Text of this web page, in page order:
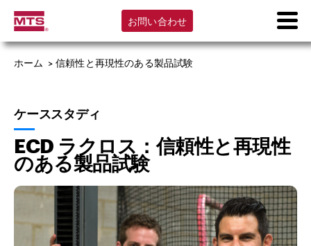
お問い合わせ
ホーム >信頼性と再現性のある製品試験
ケーススタディ
ECD ラクロス：信頼性と再現性
のある製品試験